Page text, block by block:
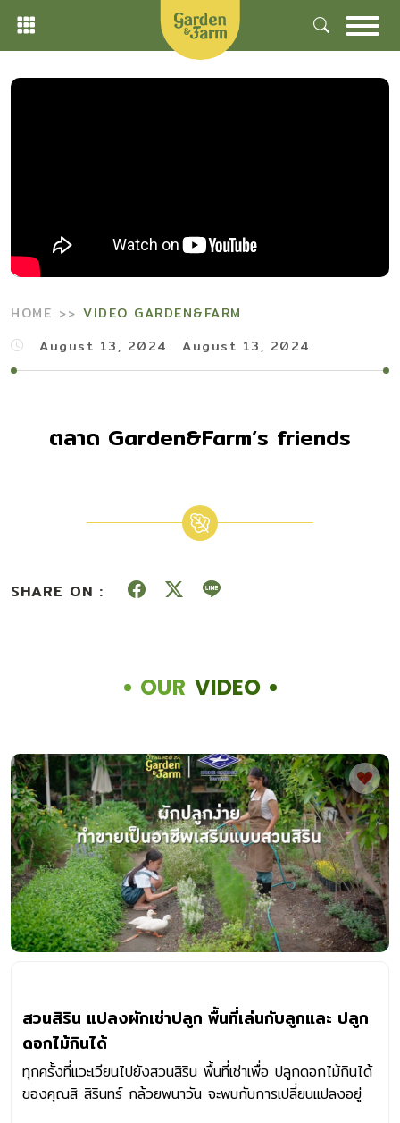
Skip
content
HOME
VIDEO GARDEN&FARM
August 13, 2024
August 13, 2024
ตลาด Garden&Farm’s friends
SHARE ON :
OUR VIDEO
สวนสิริน แปลงผักเช่าปลูก พื้นที่เล่นกับลูกและ ปลูก
ดอกไม้กินได้
ทุกครั้งที่แวะเวียนไปยังสวนสิริน พื้นที่เช่าเพื่อ ปลูกดอกไม้กินได้
ของคุณสิ สิรินทร์ กล้วยพนาวัน จะพบกับการเปลี่ยนแปลงอยู่